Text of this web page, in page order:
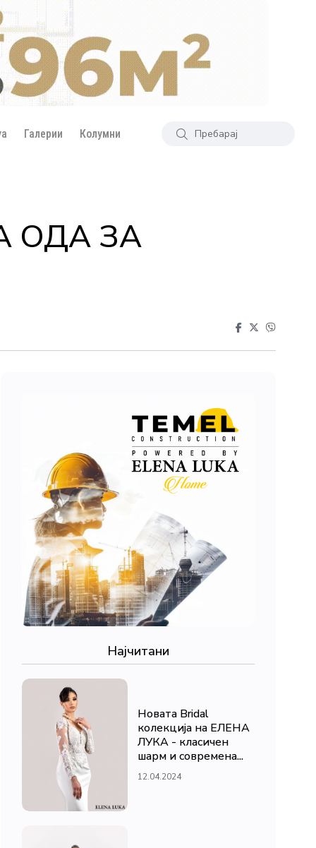
Галерии Колумни
ОДА ЗА
Најчитани
Новата Bridal
колекција на ЕЛЕНА
ЛУКА - класичен
шарм и современа...
12.04.2024